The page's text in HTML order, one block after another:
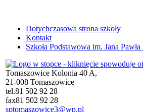
Dotychczasowa strona szkoły
Kontakt
Szkoła Podstawowa im. Jana
Tomaszowice Kolonia 40 A,
21-008 Tomaszowice
tel.81 502 92 28
fax81 502 92 28
sptomaszowice3@wp.pl